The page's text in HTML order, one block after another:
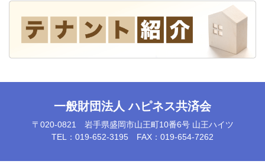
一般財団法人 ハピネス共済会
〒020-0821 岩手県盛岡市山王町10番6号 山王ハイツ
TEL：019-652-3195 FAX：019-654-7262